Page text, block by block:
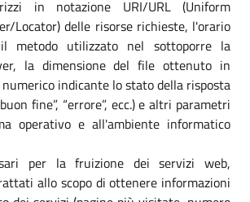
in notazione URI/URL (Uniform
Locator) delle risorse richieste, l'orario
metodo utilizzato nel sottoporre la
la dimensione del file ottenuto in
indicante lo stato della risposta
fine”, “errore”, ecc.) e altri parametri
operativo e all'ambiente informatico
per la fruizione dei servizi web,
allo scopo di ottenere informazioni